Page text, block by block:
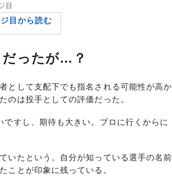
目
目から読む
だったが…？
として支配下でも指名される可能性が高か
のは投手としての評価だった。
ですし、期待も大きい。プロに行くからに
いたという。自分が知っている選手の名前
ことが印象に残っている。